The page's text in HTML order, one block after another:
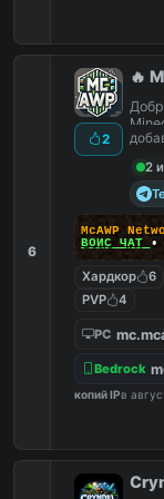
6
2
🔥
2
McAWP
ВОЙС ЧАТ
•
Хардкор 6
PVP
4
PC
Bedrock
копий IPв